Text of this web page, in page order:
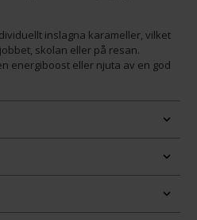
inslagna karameller, vilket
skolan eller på resan.
energiboost eller njuta av en god